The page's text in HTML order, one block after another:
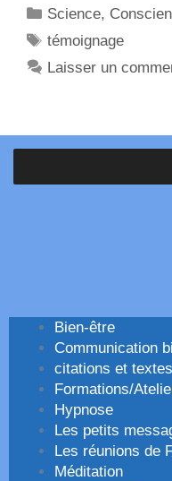
Science,
témoignage
Laisser un
Bien-être
Communication
citations et
Formations/
Hypnose
Les petits
Les réunions de
Méditation